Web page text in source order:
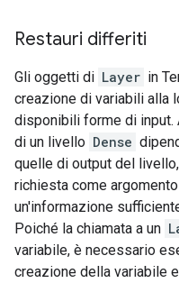
Restauri differiti
Gli oggetti di Layer in
creazione di variabili alla
disponibili forme di input.
di un livello Dense
quelle di output del
richiesta come
un'informazione
Poiché la chiamata a un
variabile, è necessario
creazione della variabile